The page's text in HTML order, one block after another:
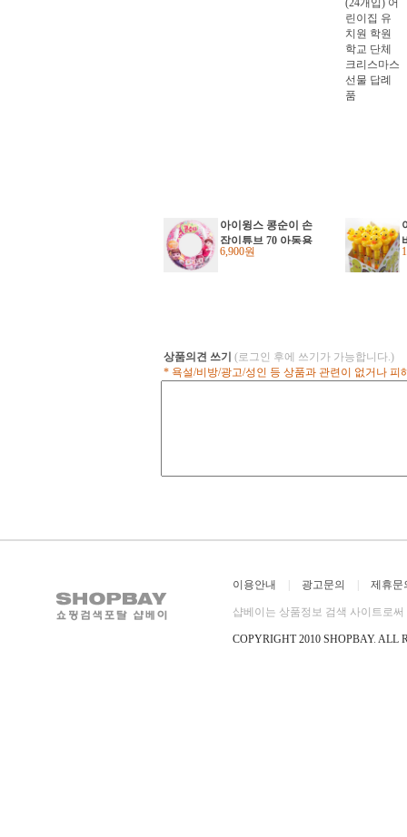
아이윙스 콩순이 손
잡이튜브 70 아동용
원형튜브
6,900원
상품의견 쓰기 (로그인 후에 쓰기가 가능합니다.)
* 욕설/비방/광고/성인 등 상품과 관련이 없거나
이용안내 광고문의 제휴문
샵베이는 상품정보 검색 사이트로
COPYRIGHT 2010 SHOPBAY. ALL